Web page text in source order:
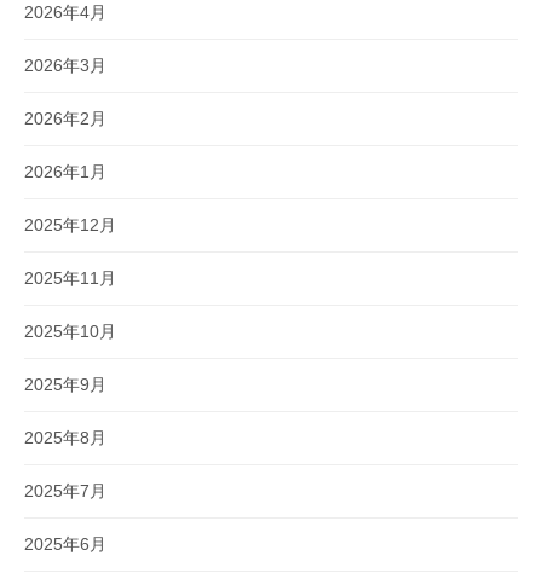
2026年4月
2026年3月
2026年2月
2026年1月
2025年12月
2025年11月
2025年10月
2025年9月
2025年8月
2025年7月
2025年6月